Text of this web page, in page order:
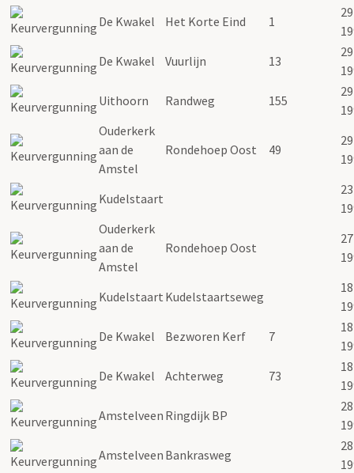
De Kwakel
Het Korte Eind 1
De Kwakel
Vuurlijn 13
Uithoorn
Randweg 155
Ouderkerk
aan de
Amstel
Rondehoep Oost 49
Kudelstaart
Ouderkerk
aan de
Amstel
Rondehoep Oost
Kudelstaart Kudelstaartseweg
De Kwakel
Bezworen Kerf 7
De Kwakel
Achterweg 73
Amstelveen Ringdijk BP
Amstelveen Bankrasweg